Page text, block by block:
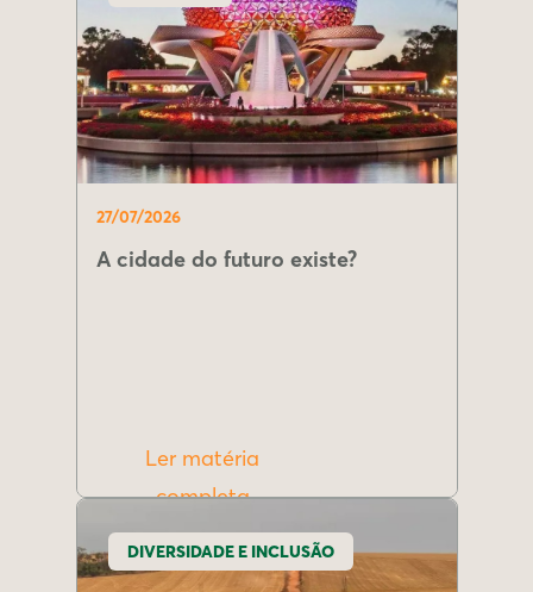
27/07/2026
A cidade do futuro existe?
Ler matéria
completa
DIVERSIDADE E INCLUSÃO